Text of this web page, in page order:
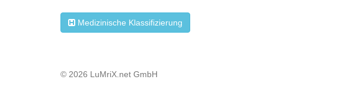
Medizinische Klassifizierung
© 2026 LuMriX.net GmbH